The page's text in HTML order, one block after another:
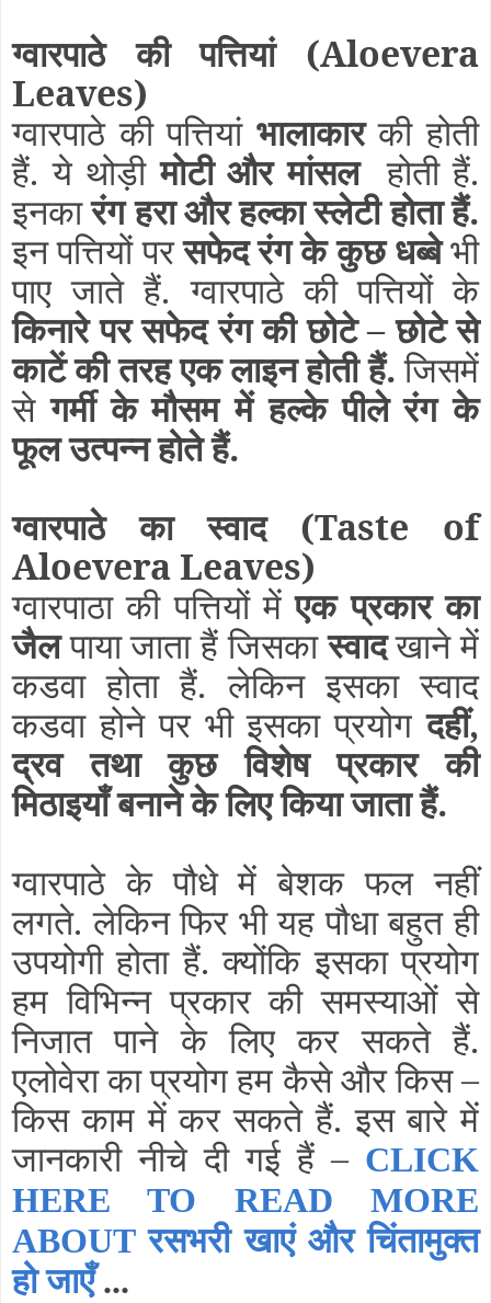
ग्वारपाठे की पत्तियां(Aloevera
Leaves)
ग्वारपाठे की पत्तियां भालाकारकी होती
हैं. ये थोड़ीमोटी और मांसलहोती हैं.
इनकारंग हरा और हल्का स्लेटी होता हैं.
इन पत्तियों परसफेद रंग के कुछ धब्बेभी
पाए जाते हैं. ग्वारपाठे की पत्तियों के
किनारे पर सफेद रंग की छोटे – छोटे से
काटें की तरह एक लाइन होती हैं.जिसमें
सेगर्मी के मौसम में हल्के पीले रंग के
फूल उत्पन्न होते हैं.
ग्वारपाठे का स्वाद (Taste of
Aloevera Leaves)
ग्वारपाठा की पत्तियों मेंएक प्रकार का
जैलपाया जाता हैं जिसकास्वादखाने में
कडवा होता हैं. लेकिन इसका स्वाद
कडवा होने पर भी इसका प्रयोगदहीं,
द्रव तथा कुछ विशेष प्रकार की
मिठाइयाँ बनाने के लिए किया जाता हैं.
ग्वारपाठे के पौधे में बेशक फल नहीं
लगते. लेकिन फिर भी यह पौधा बहुत ही
उपयोगी होता हैं. क्योंकि इसका प्रयोग
हम विभिन्न प्रकार की समस्याओं से
निजात पाने के लिए कर सकते हैं.
एलोवेरा का प्रयोग हम कैसे और किस –
किस काम में कर सकते हैं. इस बारे में
जानकारी नीचे दी गई हैं – CLICK
HERE TO READ MORE
ABOUT रसभरी खाएं और चिंतामुक्त
हो जाएँ...